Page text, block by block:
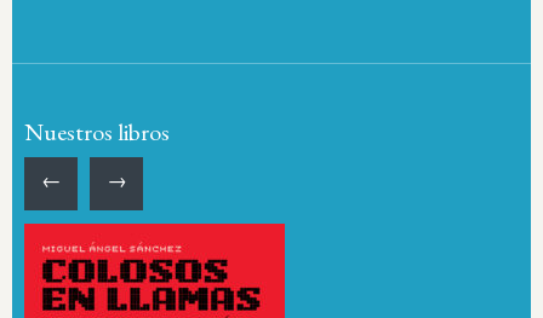
Nuestros libros
← →